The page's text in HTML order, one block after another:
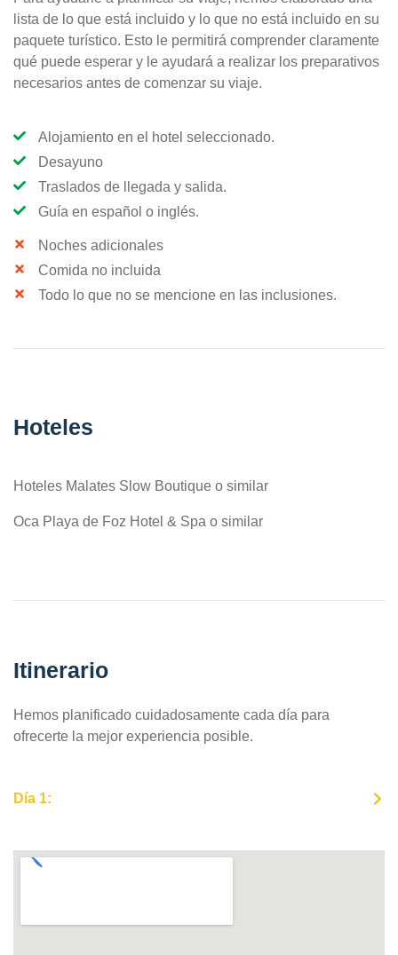
lista de lo que está incluido y lo que no está incluido en su
paquete turístico. Esto le permitirá comprender claramente
qué puede esperar y le ayudará a realizar los preparativos
necesarios antes de comenzar su viaje.
Alojamiento en el hotel seleccionado.
Desayuno
Traslados de llegada y salida.
Guía en español o inglés.
Noches adicionales
Comida no incluida
Todo lo que no se mencione en las inclusiones.
Hoteles
Hoteles Malates Slow Boutique o similar
Oca Playa de Foz Hotel & Spa o similar
Itinerario
Hemos planificado cuidadosamente cada día para
ofrecerte la mejor experiencia posible.
Día 1: